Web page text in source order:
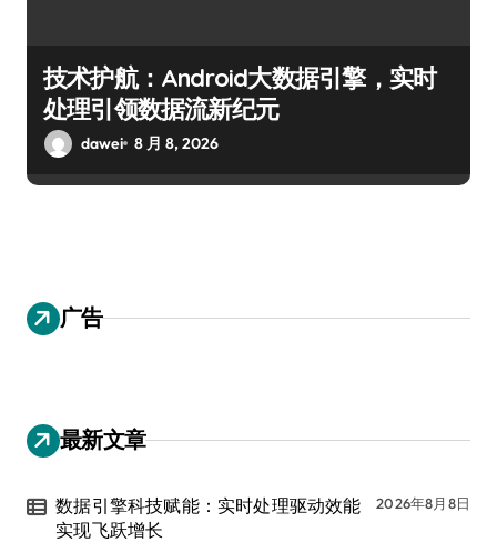
技术护航：Android大数据引擎，实时
处理引领数据流新纪元
dawei 8 月 8, 2026
广告
最新文章
数据引擎科技赋能：实时处理驱动效能
实现飞跃增长
2026年8月8日